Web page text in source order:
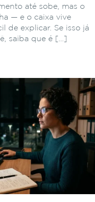
até sobe, mas o
— e o caixa vive
de explicar. Se isso já
saiba que é […]